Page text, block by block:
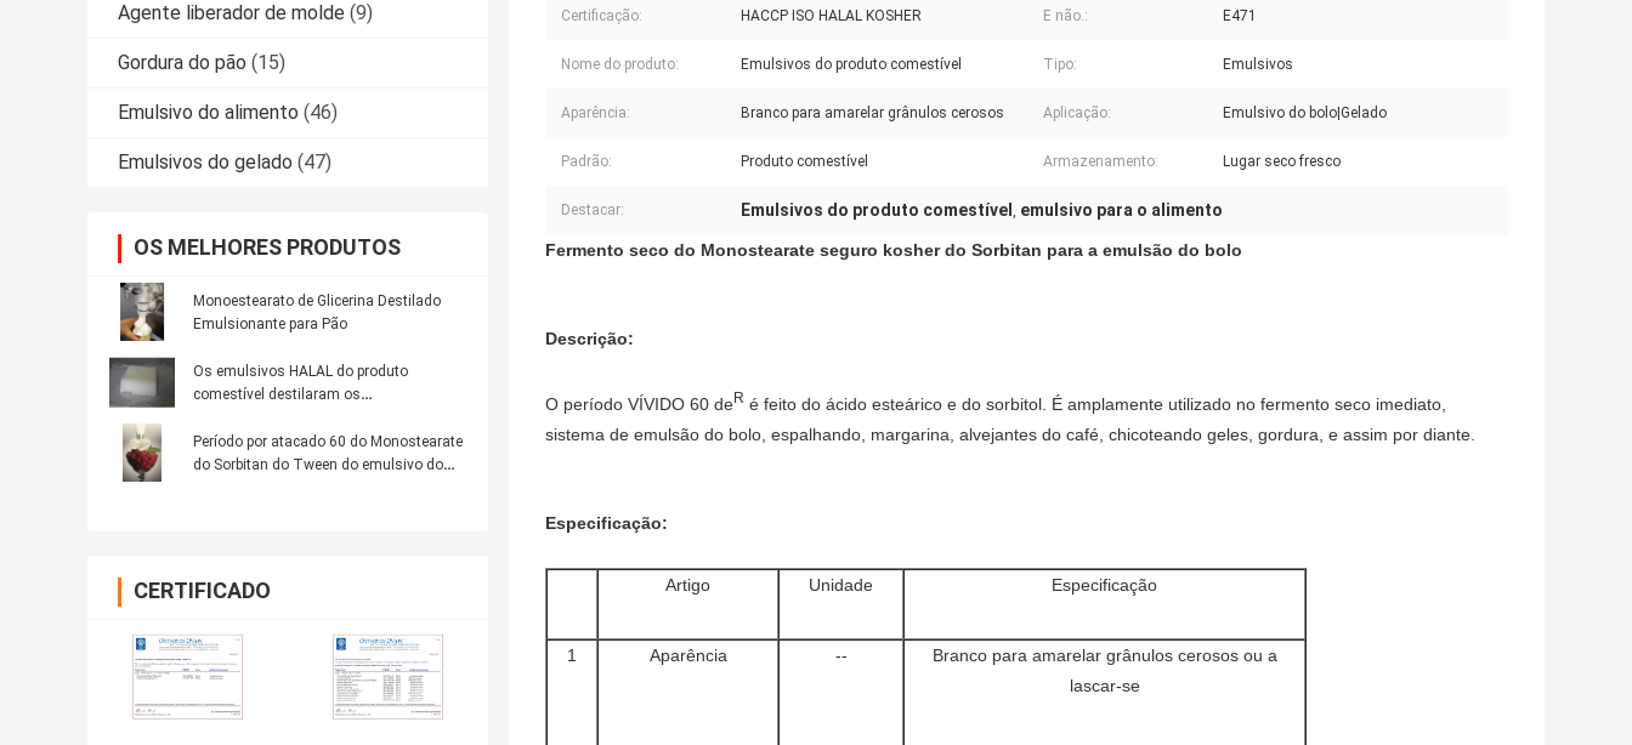
Agente liberador de molde (9)
Gordura do pão (15)
Emulsivo do alimento (46)
Emulsivos do gelado (47)
OS MELHORES PRODUTOS
Monoestearato de Glicerina Destilado
Emulsionante para Pão
Os emulsivos HALAL do produto
comestível destilaram os
Período por atacado 60 do Monostearate
do Sorbitan do Tween do emulsivo do
CERTIFICADO
Certificação: HACCP ISO HALAL KOSHER E não.: E471
Nome do produto: Emulsivos do produto comestível Tipo: Emulsivos
Aparência: Branco para amarelar grânulos cerosos Aplicação: Emulsivo do bolo|Gelado
Padrão: Produto comestível Armazenamento: Lugar seco fresco
Destacar: Emulsivos do produto comestível , emulsivo para o alimento
Fermento seco do Monostearate seguro kosher do Sorbitan para a emulsão do bolo
Descrição:
O período VÍVIDO 60 deR é feito do ácido esteárico e do sorbitol. É amplamente utilizado no fermento seco imediato,
sistema de emulsão do bolo, espalhando, margarina, alvejantes do café, chicoteando geles, gordura, e assim por diante.
Especificação:
Artigo Unidade Especificação
1 Aparência --
Branco para amarelar grânulos cerosos ou a
lascar-se